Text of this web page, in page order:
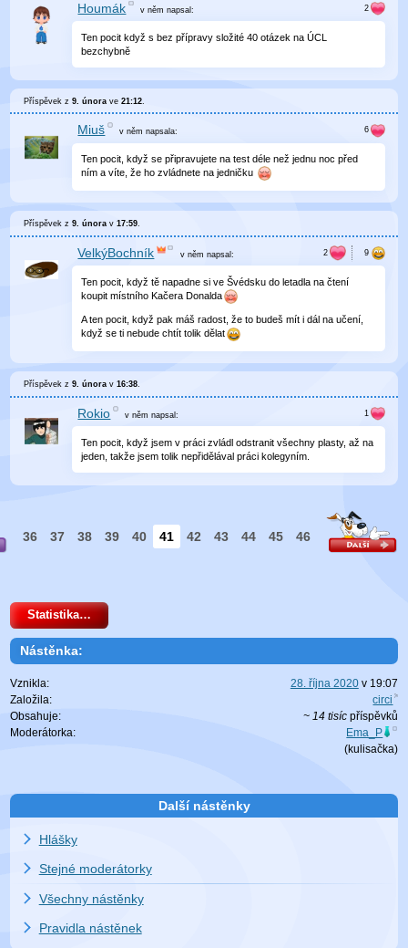
Houmák v němnapsal:
Ten pocit když s bez přípravy složité 40 otázek na ÚCL
bezchybně
Příspěvek z9. února ve21:12
Miuš v němnapsala:
Ten pocit, když se připravujete na test déle než jednu noc před
ním a víte, že ho zvládnete na jedničku
Příspěvek z9. února v17:59.
VelkýBochník v něm napsal:
Ten pocit, když tě napadne si ve Švédsku do letadla na čtení
koupit místního Kačera Donalda
A ten pocit, když pak máš radost, že to budeš mít i dál na učení,
když se ti nebude chtít tolik dělat
Příspěvek z9. února v16:38.
Rokio v němnapsal:
Ten pocit, když jsem v práci zvládl odstranit všechny plasty, až na
jeden, takže jsem tolik nepřidělával práci kolegyním.
36 37 38 39 40 41 42 43 44 45 46
Statistika…
Nástěnka:
Vznikla: 28. října 2020v 19:07
Založila:
circi
Obsahuje:
~ 14 tisícpříspěvků
Moderátorka:
Ema_P
(kulisačka)
Další nástěnky
Hlášky
Stejné moderátorky
Všechny nástěnky
Pravidla nástěnek